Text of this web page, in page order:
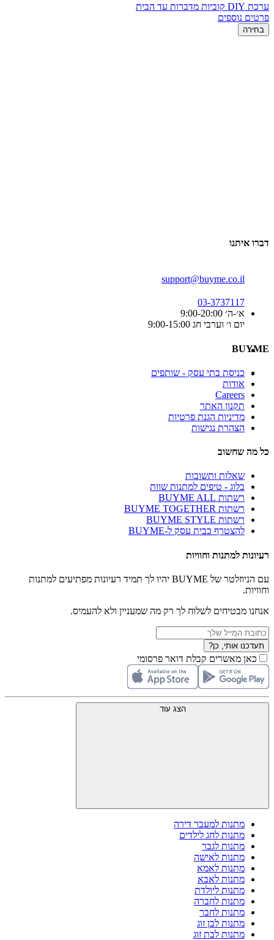
ערכת DIY קוביות מדברות עד הבית
פרטים נוספים
בחירה
דברו איתנו
support@buyme.co.il
03-3737117
א׳-ה׳ 9:00-20:00
יום ו׳ וערבי חג 9:00-15:00
BUYME
כניסת בתי עסק - שותפים
אודות
Careers
תקנון האתר
מדיניות הגנת פרטיות
הצהרת נגישות
כל מה שחשוב
שאלות ותשובות
בלוג - טיפים למתנות שוות
רשתות BUYME ALL
רשתות BUYME TOGETHER
רשתות BUYME STYLE
להצטרף כבית עסק ל-BUYME
רעיונות למתנות וחוויות
עם הניוזלטר של BUYME יהיו לך תמיד רעיונות מפתיעים למתנות
וחוויות.
אנחנו מבטיחים לשלוח לך רק מה שמעניין ולא להעמיס.
תעדכנו אותי, כן?
כאן מאשרים קבלת דואר פרסומי
הצג עוד
מתנות למעבר דירה
מתנות לחג לילדים
מתנות לגבר
מתנות לאישה
מתנות לאמא
מתנות לאבא
מתנות ליולדת
מתנות לחברה
מתנות לחבר
מתנות לבן זוג
מתנות לבת זוג